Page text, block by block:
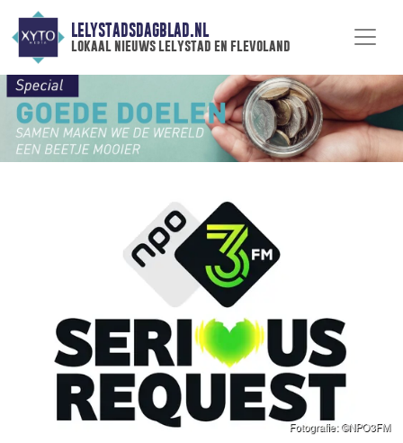
LELYSTADSDAGBLAD.NL
lokaal nieuws lelystad en flevoland